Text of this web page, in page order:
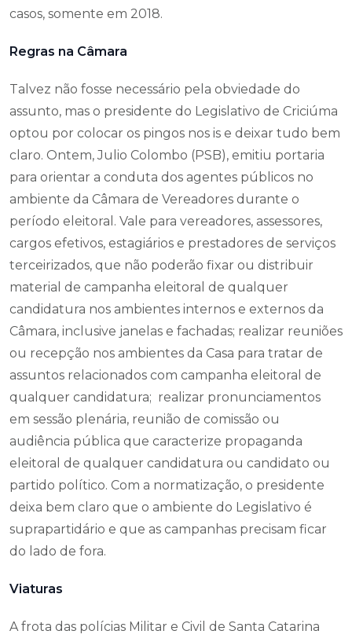
casos, somente em 2018.
Regras na Câmara
Talvez não fosse necessário pela obviedade do
assunto, mas o presidente do Legislativo de Criciúma
optou por colocar os pingos nos is e deixar tudo bem
claro. Ontem, Julio Colombo (PSB), emitiu portaria
para orientar a conduta dos agentes públicos no
ambiente da Câmara de Vereadores durante o
período eleitoral. Vale para vereadores, assessores,
cargos efetivos, estagiários e prestadores de serviços
terceirizados, que não poderão fixar ou distribuir
material de campanha eleitoral de qualquer
candidatura nos ambientes internos e externos da
Câmara, inclusive janelas e fachadas; realizar reuniões
ou recepção nos ambientes da Casa para tratar de
assuntos relacionados com campanha eleitoral de
qualquer candidatura; realizar pronunciamentos
em sessão plenária, reunião de comissão ou
audiência pública que caracterize propaganda
eleitoral de qualquer candidatura ou candidato ou
partido político. Com a normatização, o presidente
deixa bem claro que o ambiente do Legislativo é
suprapartidário e que as campanhas precisam ficar
do lado de fora.
Viaturas
A frota das polícias Militar e Civil de Santa Catarina